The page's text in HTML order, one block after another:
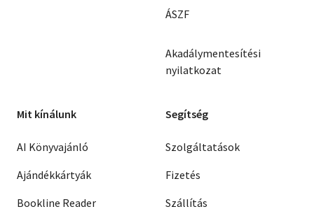
ÁSZF
Akadálymentesítési
nyilatkozat
Mit kínálunk
AI Könyvajánló
Ajándékkártyák
Bookline Reader
Segítség
Szolgáltatások
Fizetés
Szállítás